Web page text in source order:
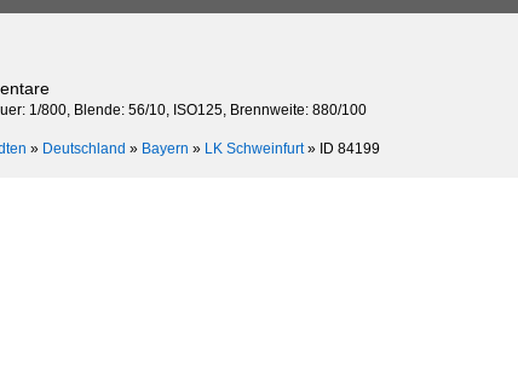
1/800, Blende: 56/10, ISO125, Brennweite: 880/100
» Deutschland » Bayern » LK Schweinfurt» ID 84199